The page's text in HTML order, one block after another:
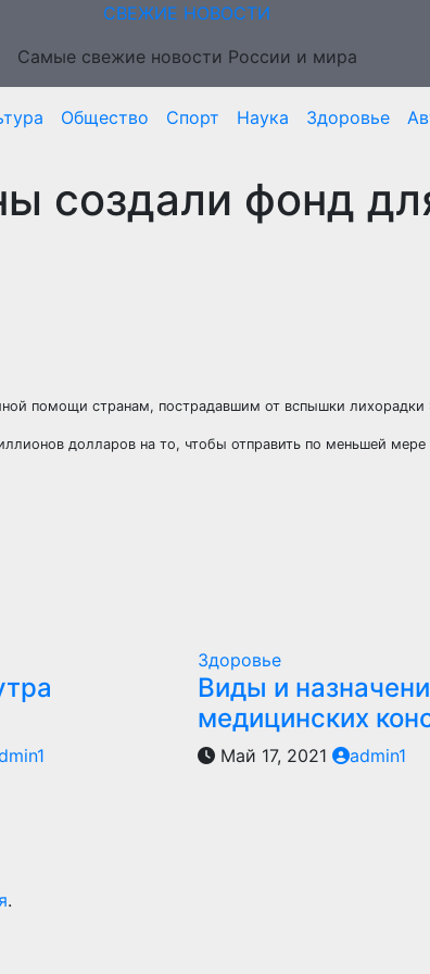
СВЕЖИЕ НОВОСТИ
Самые свежие новости России и мира
Общество Спорт Наука Здоровье
создали фонд
помощи странам, пострадавшим от вспышки лихорадки
долларов на то, чтобы отправить по меньшей мере
Здоровье
Виды и
медицинских
Май 17, 2021 admin1
.